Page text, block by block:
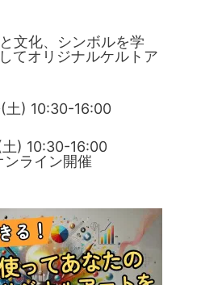
文化、シンボルを学
てオリジナルケルトア
土) 10:30-16:00
) 10:30-16:00
ンライン開催